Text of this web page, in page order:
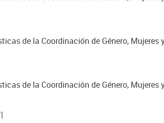
de la Coordinación de Género, Mujeres
de la Coordinación de Género, Mujeres